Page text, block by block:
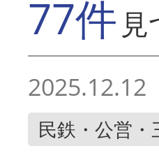
77件
2025.12.12
民鉄・公営・